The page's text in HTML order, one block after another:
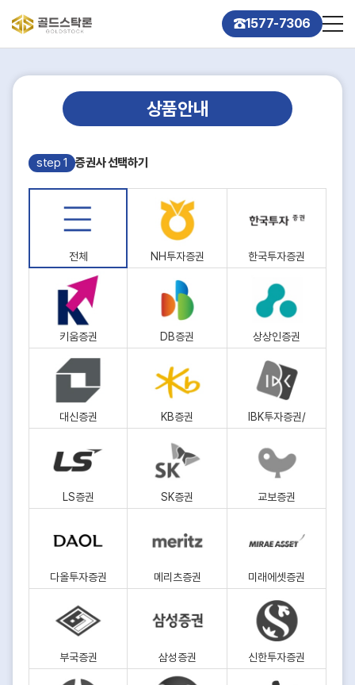
1577-7306
상품안내
step 1 증권사 선택하기
전체 NH투자증권 한국투자증권
키움증권 DB증권 상상인증권
대신증권 KB증권 IBK투자증권/
LS증권 SK증권 교보증권
다올투자증권 메리츠증권 미래에셋증권
부국증권 삼성증권 신한투자증권